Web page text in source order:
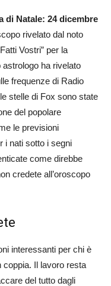
di Natale: 24 dicembre
rivelato dal noto
Vostri” per la
ha rivelato
frequenze di Radio
stelle di Fox sono state
del popolare
le previsioni
i nati sotto i segni
come direbbe
credete all’oroscopo
interessanti per chi è
coppia. Il lavoro resta
del tutto dagli